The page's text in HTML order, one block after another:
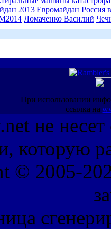
2013 Евромайдан Россия
Ломаченко Василий
При использовании
ссылка на
не несет
которую
© 2005-